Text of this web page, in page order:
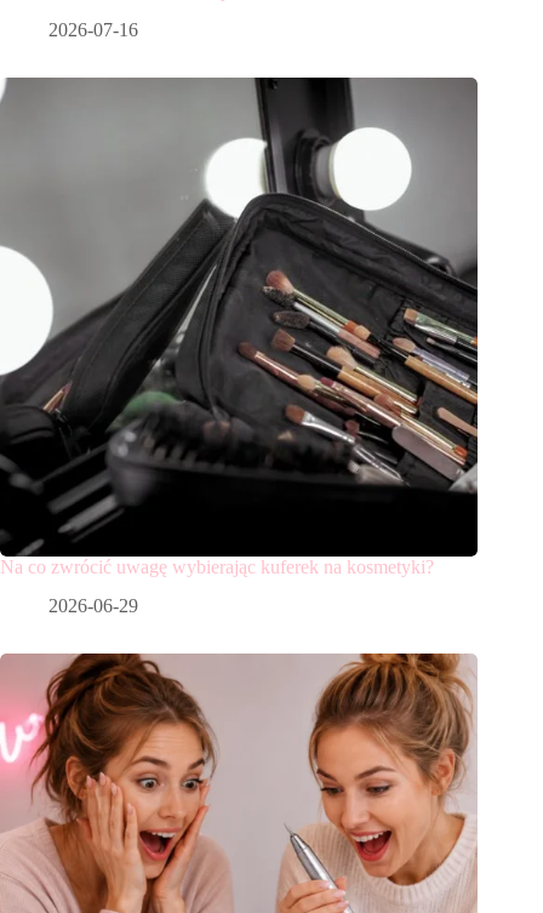
2026-07-16
Na co zwrócić uwagę wybierając kuferek na kosmetyki?
2026-06-29